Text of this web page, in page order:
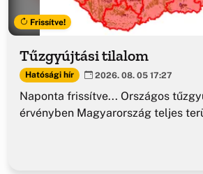
Frissítve!
Tűzgyújtási tilalom
Hatósági hír 2026. 08. 05 17:27
Naponta frissítve... Országos
érvényben Magyarország teljes